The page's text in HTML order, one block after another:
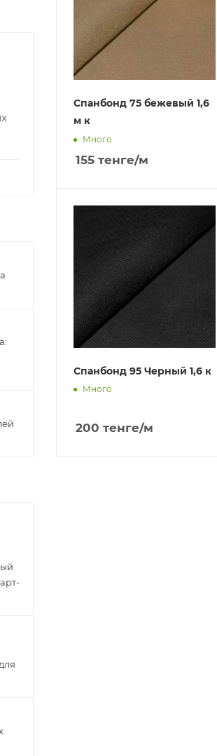
Спанбонд 75 бежевый 1,6
м к
Много
155 тенге/м
Спанбонд 95 Черный 1,6 к
Много
200 тенге/м